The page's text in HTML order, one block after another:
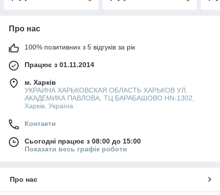
Про нас
100% позитивних з 5 відгуків за рік
Працює з 01.11.2014
м. Харків
УКРАИНА ХАРЬКОВСКАЯ ОБЛАСТЬ ХАРЬКОВ УЛ.
АКАДЕМИКА ПАВЛОВА, ТЦ БАРАБАШОВО HN-1302,
Харків, Україна
Контакти
Сьогодні працює з 08:00 до 15:00
Показати весь графік роботи
Про нас